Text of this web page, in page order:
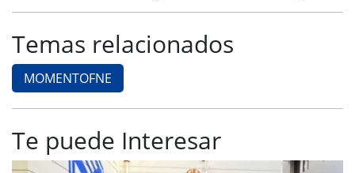
Temas relacionados
MOMENTOFNE
Te puede Interesar